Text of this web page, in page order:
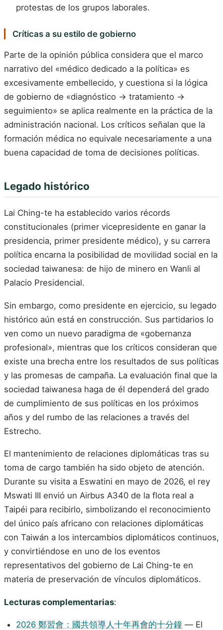
protestas de los grupos laborales.
Críticas a su estilo de gobierno
Parte de la opinión pública considera que el marco
narrativo del «médico dedicado a la política» es
excesivamente embellecido, y cuestiona si la lógica
de gobierno de «diagnóstico → tratamiento →
seguimiento» se aplica realmente en la práctica de la
administración nacional. Los críticos señalan que la
formación médica no equivale necesariamente a una
buena capacidad de toma de decisiones políticas.
Legado histórico
Lai Ching-te ha establecido varios récords
constitucionales (primer vicepresidente en ganar la
presidencia, primer presidente médico), y su carrera
política encarna la posibilidad de movilidad social en la
sociedad taiwanesa: de hijo de minero en Wanli al
Palacio Presidencial.
Sin embargo, como presidente en ejercicio, su legado
histórico aún está en construcción. Sus partidarios lo
ven como un nuevo paradigma de «gobernanza
profesional», mientras que los críticos consideran que
existe una brecha entre los resultados de sus políticas
y las promesas de campaña. La evaluación final que la
sociedad taiwanesa haga de él dependerá del grado
de cumplimiento de sus políticas en los próximos
años y del rumbo de las relaciones a través del
Estrecho.
El mantenimiento de relaciones diplomáticas tras su
toma de cargo también ha sido objeto de atención.
Durante su visita a Eswatini en mayo de 2026, el rey
Mswati III envió un Airbus A340 de la flota real a
Taipéi para recibirlo, simbolizando el reconocimiento
del único país africano con relaciones diplomáticas
con Taiwán a los intercambios diplomáticos continuos,
y convirtiéndose en uno de los eventos
representativos del gobierno de Lai Ching-te en
materia de preservación de vínculos diplomáticos.
Lecturas complementarias:
2026 鄭習會：國共領導人十年再會的十分鐘 — El